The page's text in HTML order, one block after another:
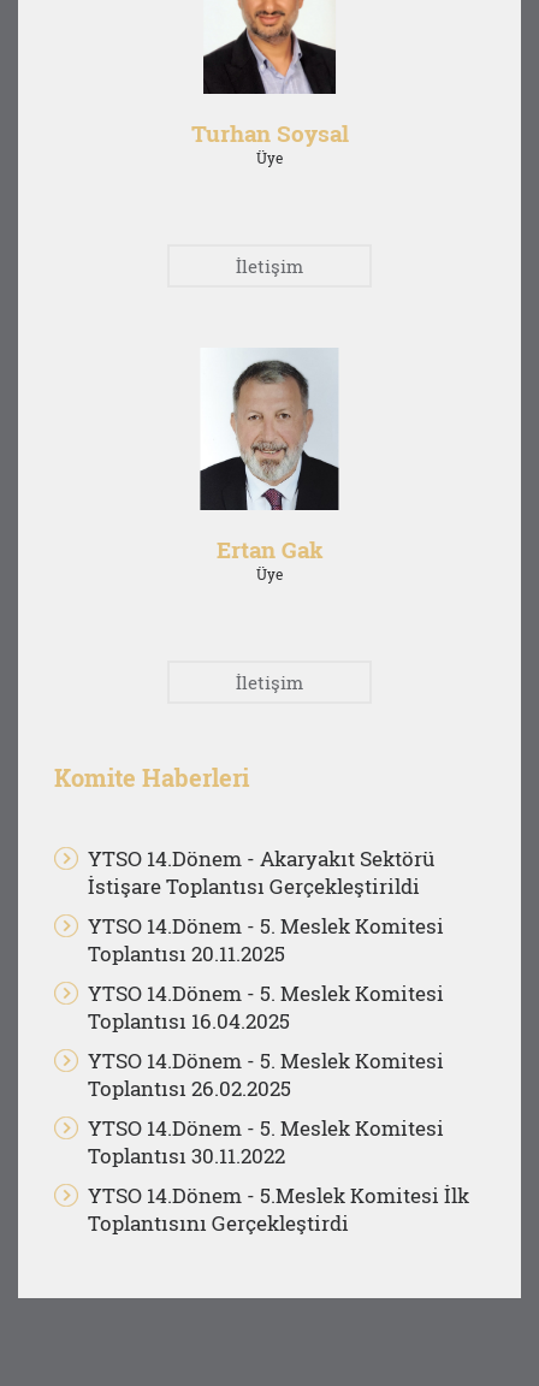
Turhan Soysal
Üye
İletişim
Ertan Gak
Üye
İletişim
Komite Haberleri
YTSO 14.Dönem - Akaryakıt Sektörü
İstişare Toplantısı Gerçekleştirildi
YTSO 14.Dönem - 5. Meslek Komitesi
Toplantısı 20.11.2025
YTSO 14.Dönem - 5. Meslek Komitesi
Toplantısı 16.04.2025
YTSO 14.Dönem - 5. Meslek Komitesi
Toplantısı 26.02.2025
YTSO 14.Dönem - 5. Meslek Komitesi
Toplantısı 30.11.2022
YTSO 14.Dönem - 5.Meslek Komitesi İlk
Toplantısını Gerçekleştirdi